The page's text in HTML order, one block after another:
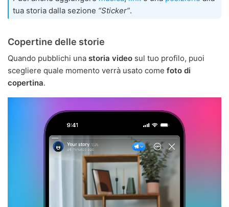
tua storia dalla sezione “Sticker”.
Copertine delle storie
Quando pubblichi una storia video sul tuo profilo, puoi
scegliere quale momento verrà usato come foto di
copertina.